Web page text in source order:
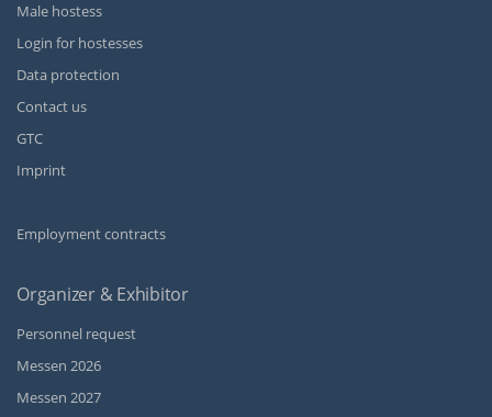
Male hostess
Login for hostesses
Data protection
Contact us
GTC
Imprint
Employment contracts
Organizer & Exhibitor
Personnel request
Messen 2026
Messen 2027